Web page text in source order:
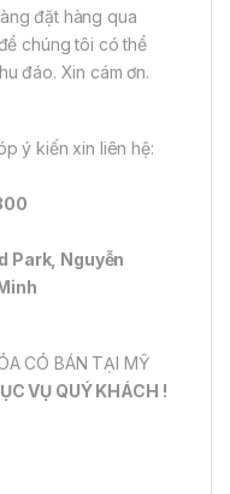
đặt hàng qua
chúng tôi có thể
đáo. Xin cám ơn.
ý kiến xin liên hệ:
Park, Nguyễn
CÓ BÁN TẠI MỸ
VỤ QUÝ KHÁCH !